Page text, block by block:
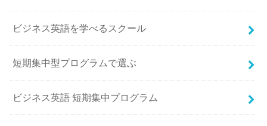
ビジネス英語を学べるスクール
短期集中型プログラムで選ぶ
ビジネス英語 短期集中プログラム